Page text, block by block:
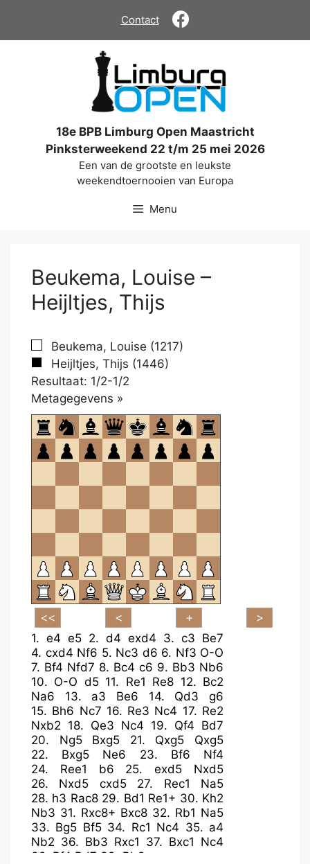
de
Contact
18e BPB Limburg Open Maastricht
Pinksterweekend 22 t/m 25 mei 2026
Een van de grootste en leukste
weekendtoernooien van Europa
Menu
Beukema, Louise –
Heijltjes, Thijs
Beukema, Louise (1217)
Heijltjes, Thijs (1446)
Resultaat: 1/2-1/2
Metagegevens »
om
te
openen.
1. e4 e5 2. d4 exd4 3. c3 Be7
4. cxd4 Nf6 5. Nc3 d6 6. Nf3 O-O
7. Bf4 Nfd7 8. Bc4 c6 9. Bb3 Nb6
10. O-O d5 11. Re1 Re8 12. Bc2
Na6
13. a3 Be6 14. Qd3
g6
15. Bh6 Nc7 16. Re3 Nc4 17. Re2
Nxb2 18. Qe3 Nc4 19. Qf4 Bd7
20. Ng5 Bxg5 21. Qxg5
Qxg5
22. Bxg5 Ne6 23. Bf6
Nf4
24. Ree1 b6 25.exd5
Nxd5
26. Nxd5 cxd5 27. Rec1
Na5
28. h3 Rac8 29. Bd1 Re1+ 30. Kh2
Nb3 31. Rxc8+ Bxc8 32. Rb1 Na5
33. Bg5 Bf5 34. Rc1 Nc4 35. a4
Nb2 36. Bb3 Rxc1 37. Bxc1 Nc4
38. Bf4 Bd7 39. Bb8